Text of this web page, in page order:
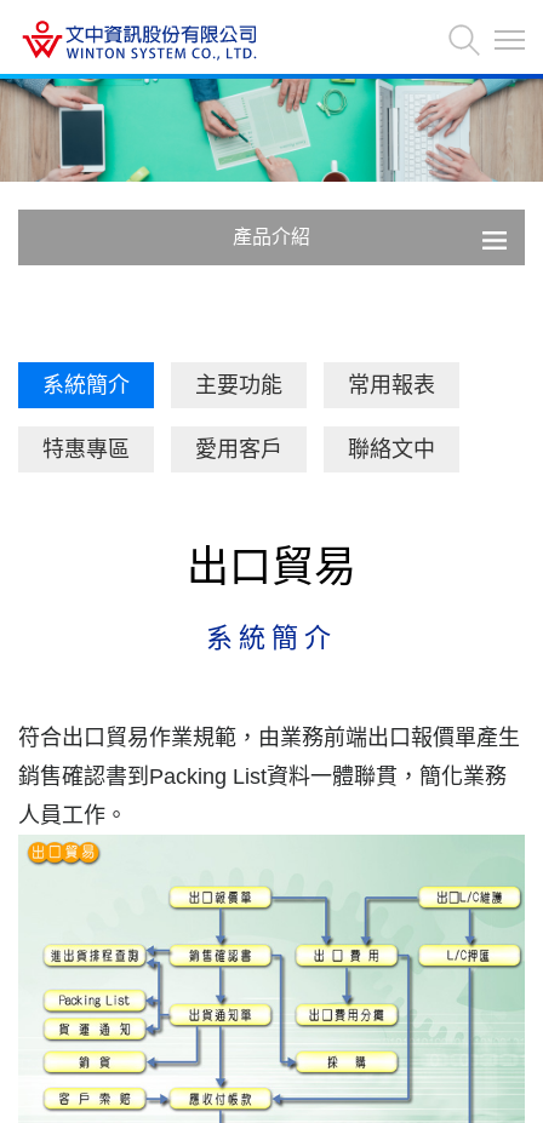
產品介紹
系統簡介 主要功能 常用報表
特惠專區 愛用客戶 聯絡文中
出口貿易
系統簡介
符合出口貿易作業規範，由業務前端出口報價單產生
銷售確認書到Packing List資料一體聯貫，簡化業務
人員工作。